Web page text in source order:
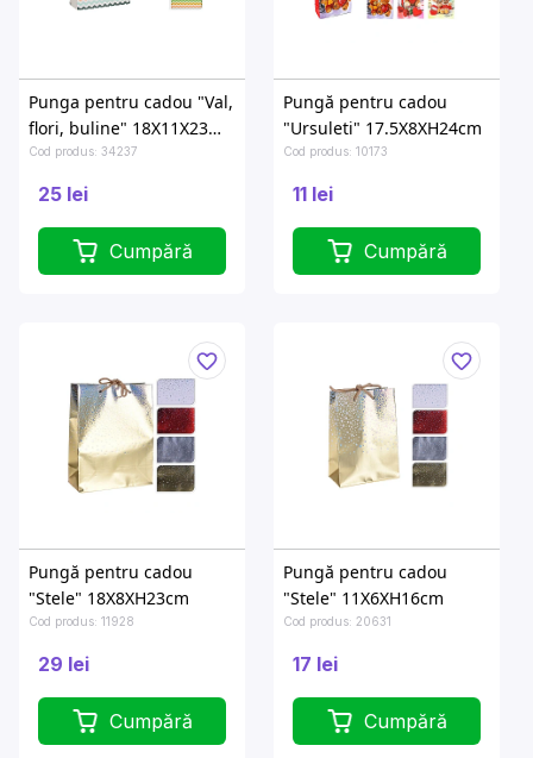
Punga pentru cadou "Val,
flori, buline" 18X11X23
cm
Cod produs: 34237
25 lei
Cumpără
Pungă pentru cadou
"Ursuleti" 17.5X8XH24сm
Cod produs: 10173
11 lei
Cumpără
Pungă pentru cadou
"Stele" 18X8XH23сm
Cod produs: 11928
29 lei
Cumpără
Pungă pentru cadou
"Stele" 11X6XH16cm
Cod produs: 20631
17 lei
Cumpără